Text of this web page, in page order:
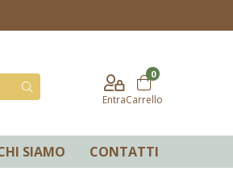
Entra
0
Carrello
SIAMO CONTATTI